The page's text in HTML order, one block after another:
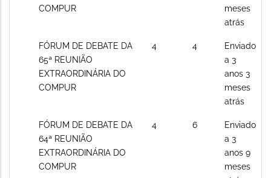
COMPUR
meses
atrás
Sem
novos
posts
FÓRUM DE DEBATE DA
65ª REUNIÃO
EXTRAORDINÁRIA DO
COMPUR
4 4
Enviado
a 3
anos 3
meses
atrás
Sem
novos
posts
FÓRUM DE DEBATE DA
64ª REUNIÃO
EXTRAORDINÁRIA DO
COMPUR
4 6
Enviado
a 3
anos 9
meses